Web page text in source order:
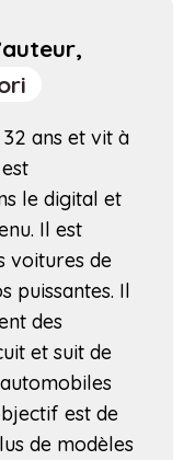
ans et vit à
le digital et
Il est
voitures de
puissantes. Il
des
et suit de
est de
de modèles